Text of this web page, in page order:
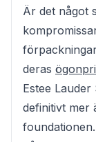
Är det något
deras
Estee
definitivt mer